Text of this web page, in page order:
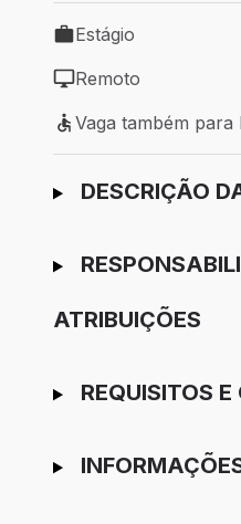
Tipo de vaga: Estágio
Estágio
Modelo de trabalho:
Remoto
Vaga também para PcD
Vaga também para
Ir para candidatura
DESCRIÇÃO
ATRIBUIÇÕES
REQUISITOS